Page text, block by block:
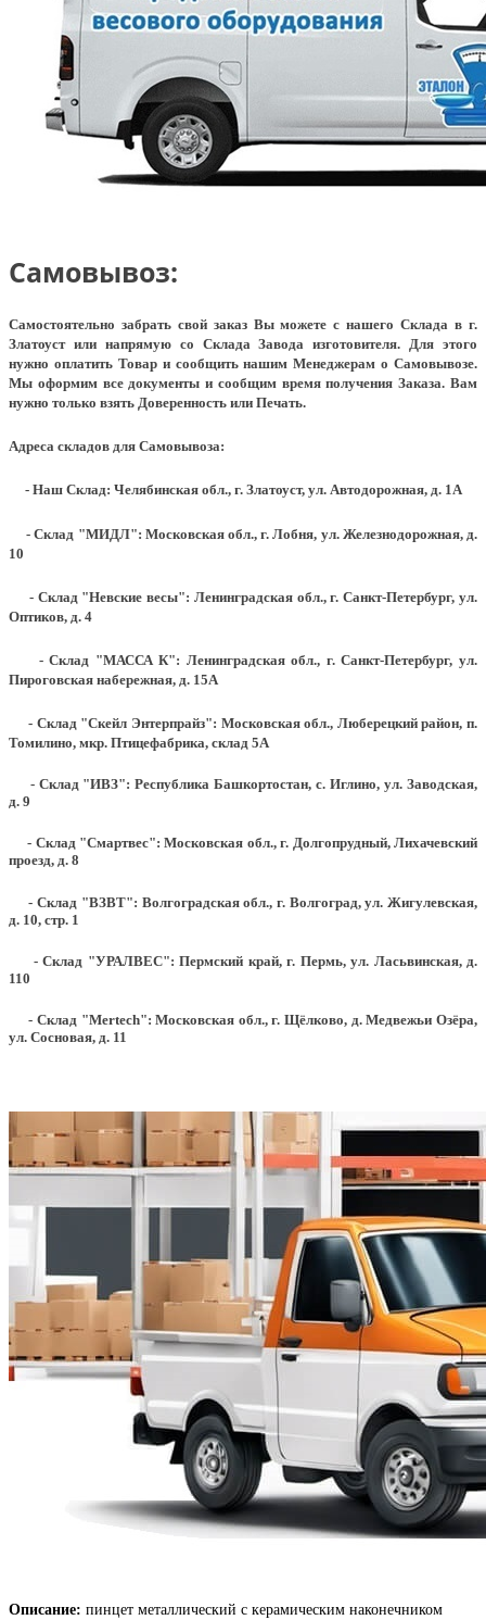
Самовывоз:
Самостоятельно забрать свой заказ Вы можете с нашего Склада в г.
Златоуст или напрямую со Склада Завода изготовителя. Для этого
нужно оплатить Товар и сообщить нашим Менеджерам о Самовывозе.
Мы оформим все документы и сообщим время получения Заказа. Вам
нужно только взять Доверенность или Печать.
Адреса складов для Самовывоза:
- Наш Склад: Челябинская обл., г. Златоуст, ул. Автодорожная, д. 1А
- Склад "МИДЛ": Московская обл., г. Лобня, ул. Железнодорожная, д.
10
- Склад "Невские весы": Ленинградская обл., г. Санкт-Петербург, ул.
Оптиков, д. 4
- Склад "МАССА К": Ленинградская обл., г. Санкт-Петербург, ул.
Пироговская набережная, д. 15А
- Склад "Скейл Энтерпрайз": Московская обл., Люберецкий район, п.
Томилино, мкр. Птицефабрика, склад 5А
- Склад "ИВЗ": Республика Башкортостан, с. Иглино, ул. Заводская,
д. 9
- Склад "Смартвес":Московская обл., г. Долгопрудный, Лихачевский
проезд, д. 8
- Склад "ВЗВТ": Волгоградская обл., г. Волгоград, ул. Жигулевская,
д. 10, стр. 1
- Склад "УРАЛВЕС": Пермский край, г. Пермь, ул. Ласьвинская, д.
110
- Склад "Mertech": Московская обл., г. Щёлково, д. Медвежьи Озёра,
ул. Сосновая, д. 11
Описание: пинцет металлический с керамическим наконечником